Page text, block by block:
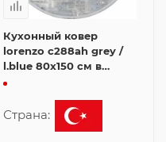
Кухонный ковер
lorenzo c288ah grey /
l.blue 80x150 см в
форме овала
Страна: